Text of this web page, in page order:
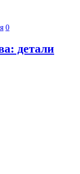
0
детали